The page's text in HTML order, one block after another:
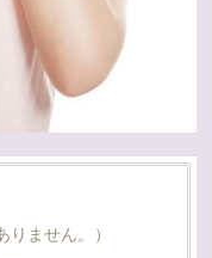
ません。）